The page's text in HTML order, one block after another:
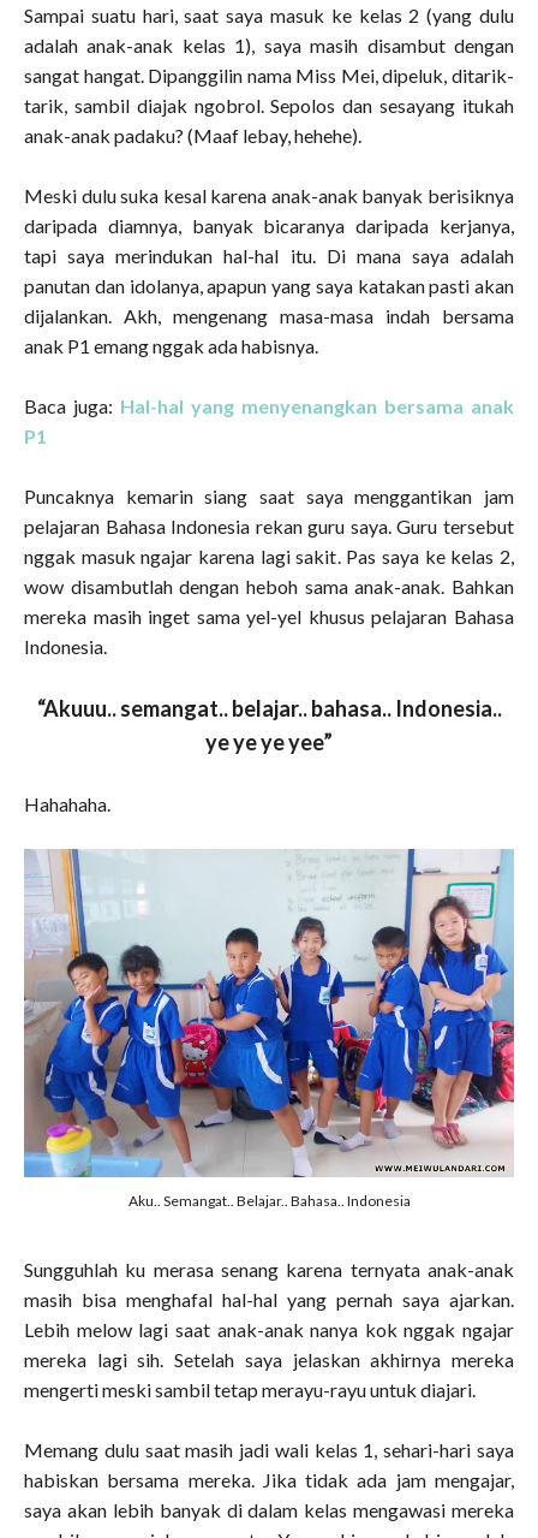
Sampai suatu hari, saat saya masuk ke kelas 2 (yang dulu
adalah anak-anak kelas 1), saya masih disambut dengan
sangat hangat. Dipanggilin nama Miss Mei, dipeluk, ditarik-
tarik, sambil diajak ngobrol. Sepolos dan sesayang itukah
anak-anak padaku? (Maaf lebay, hehehe).
Meski dulu suka kesal karena anak-anak banyak berisiknya
daripada diamnya, banyak bicaranya daripada kerjanya,
tapi saya merindukan hal-hal itu. Di mana saya adalah
panutan dan idolanya, apapun yang saya katakan pasti akan
dijalankan. Akh, mengenang masa-masa indah bersama
anak P1 emang nggak ada habisnya.
Baca juga: Hal-hal yang menyenangkan bersama anak
P1
Puncaknya kemarin siang saat saya menggantikan jam
pelajaran Bahasa Indonesia rekan guru saya. Guru tersebut
nggak masuk ngajar karena lagi sakit. Pas saya ke kelas 2,
wow disambutlah dengan heboh sama anak-anak. Bahkan
mereka masih inget sama yel-yel khusus pelajaran Bahasa
Indonesia.
“Akuuu.. semangat.. belajar.. bahasa.. Indonesia..
ye ye ye yee”
Hahahaha.
Aku.. Semangat.. Belajar.. Bahasa.. Indonesia
Sungguhlah ku merasa senang karena ternyata anak-anak
masih bisa menghafal hal-hal yang pernah saya ajarkan.
Lebih melow lagi saat anak-anak nanya kok nggak ngajar
mereka lagi sih. Setelah saya jelaskan akhirnya mereka
mengerti meski sambil tetap merayu-rayu untuk diajari.
Memang dulu saat masih jadi wali kelas 1, sehari-hari saya
habiskan bersama mereka. Jika tidak ada jam mengajar,
saya akan lebih banyak di dalam kelas mengawasi mereka